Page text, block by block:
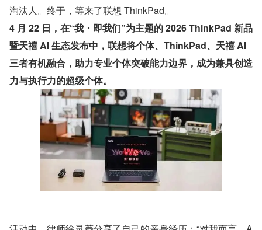
淘汰人。终于，等来了联想 ThinkPad。
4 月 22 日，在“我・即我们”为主题的 2026 ThinkPad 新品
暨天禧 AI 生态发布中，联想将个体、ThinkPad、天禧 AI
三者有机融合，助力专业个体突破能力边界，成为兼具创造
力与执行力的超级个体。